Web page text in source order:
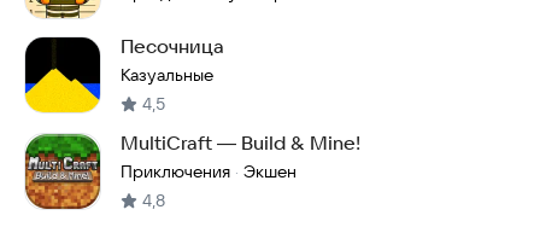
Песочница
Казуальные
4,5
MultiCraft ― Build & Mine!
Приключения · Экшен
4,8